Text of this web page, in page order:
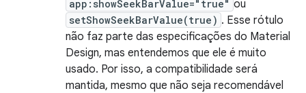
app:showSeekBarValue="true" ou
setShowSeekBarValue(true) . Esse rótulo
não faz parte das especificações do Material
Design, mas entendemos que ele é muito
usado. Por isso, a compatibilidade será
mantida, mesmo que não seja recomendável